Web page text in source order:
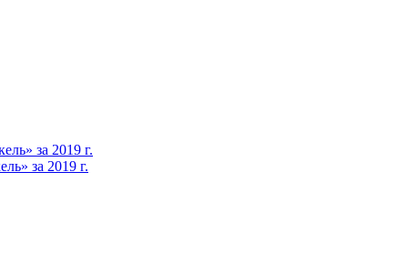
за 2019 г.
за 2019 г.